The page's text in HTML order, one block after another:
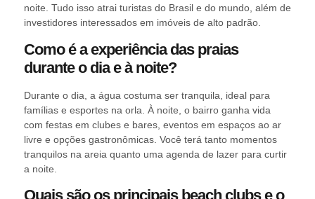
noite. Tudo isso atrai turistas do Brasil e do mundo, além de
investidores interessados em imóveis de alto padrão.
Como é a experiência das praias
durante o dia e à noite?
Durante o dia, a água costuma ser tranquila, ideal para
famílias e esportes na orla. À noite, o bairro ganha vida
com festas em clubes e bares, eventos em espaços ao ar
livre e opções gastronômicas. Você terá tanto momentos
tranquilos na areia quanto uma agenda de lazer para curtir
a noite.
Quais são os principais beach clubs e o